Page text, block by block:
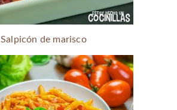
Salpicón de marisco